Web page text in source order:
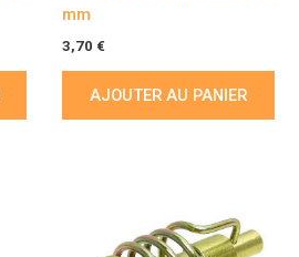
mm
3,70 €
AJOUTER AU PANIER